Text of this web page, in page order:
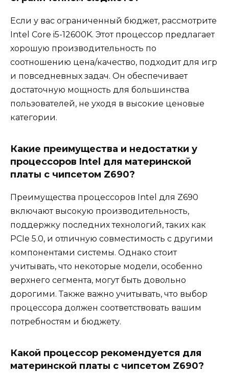
Если у вас ограниченный бюджет, рассмотрите
Intel Core i5-12600K. Этот процессор предлагает
хорошую производительность по
соотношению цена/качество, подходит для игр
и повседневных задач. Он обеспечивает
достаточную мощность для большинства
пользователей, не уходя в высокие ценовые
категории.
Какие преимущества и недостатки у
процессоров Intel для материнской
платы с чипсетом Z690?
Преимущества процессоров Intel для Z690
включают высокую производительность,
поддержку последних технологий, таких как
PCIe 5.0, и отличную совместимость с другими
компонентами системы. Однако стоит
учитывать, что некоторые модели, особенно
верхнего сегмента, могут быть довольно
дорогими. Также важно учитывать, что выбор
процессора должен соответствовать вашим
потребностям и бюджету.
Какой процессор рекомендуется для
материнской платы с чипсетом Z690?